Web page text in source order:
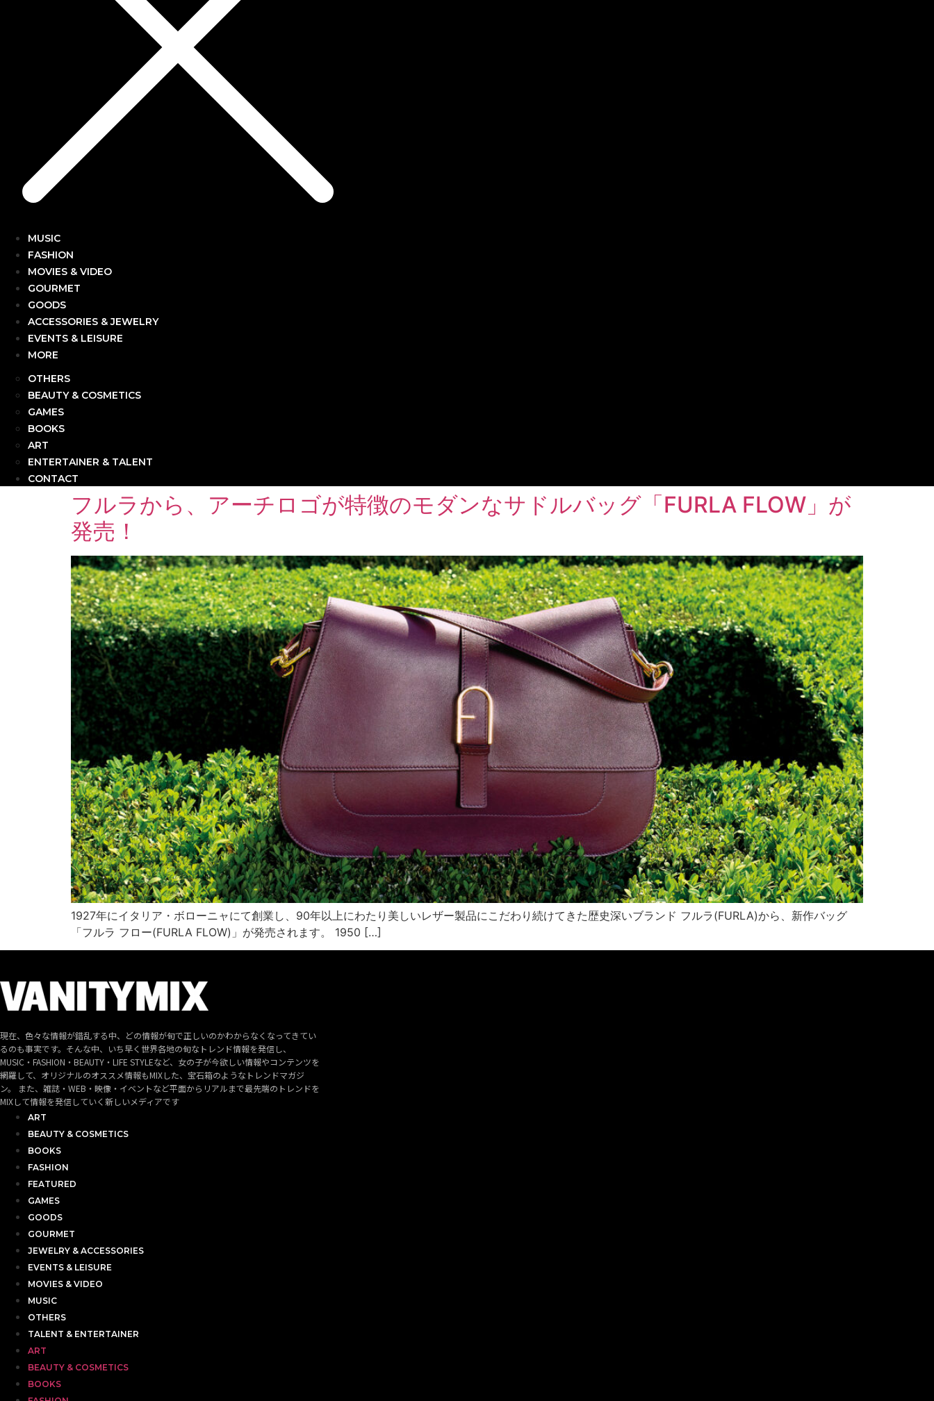
MUSIC
FASHION
MOVIES & VIDEO
GOURMET
GOODS
ACCESSORIES & JEWELRY
EVENTS & LEISURE
MORE
OTHERS
BEAUTY & COSMETICS
GAMES
BOOKS
ART
ENTERTAINER & TALENT
CONTACT
フルラから、アーチロゴが特徴のモダンなサドルバッグ「FURLA FLOW」が
発売！
1927年にイタリア・ボローニャにて創業し、90年以上にわたり美しいレザー製品にこだわり続けてきた歴史深いブランド フルラ(FURLA)から、新作バッグ
「フルラ フロー(FURLA FLOW)」が発売されます。 1950 […]
現在、色々な情報が錯乱する中、どの情報が旬で正しいのかわからなくなってきてい
るのも事実です。そんな中、いち早く世界各地の旬なトレンド情報を発信し、
MUSIC・FASHION・BEAUTY・LIFE STYLEなど、女の子が今欲しい情報やコンテンツを
網羅して、オリジナルのオススメ情報もMIXした、宝石箱のようなトレンドマガジ
ン。 また、雑誌・WEB・映像・イベントなど平面からリアルまで最先端のトレンドを
MIXして情報を発信していく新しいメディアです
ART
BEAUTY & COSMETICS
BOOKS
FASHION
FEATURED
GAMES
GOODS
GOURMET
JEWELRY & ACCESSORIES
EVENTS & LEISURE
MOVIES & VIDEO
MUSIC
OTHERS
TALENT & ENTERTAINER
ART
BEAUTY & COSMETICS
BOOKS